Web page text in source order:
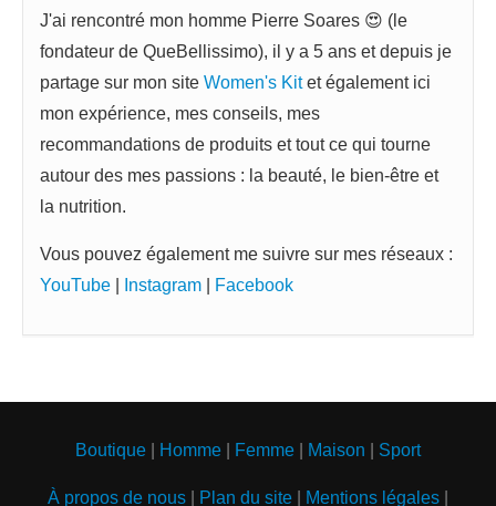
J'ai rencontré mon homme Pierre Soares 😍 (le
fondateur de QueBellissimo), il y a 5 ans et depuis je
partage sur mon site Women's Kitet également ici
mon expérience, mes conseils, mes
recommandations de produits et tout ce qui tourne
autour des mes passions : la beauté, le bien-être et
la nutrition.
Vous pouvez également me suivre sur mes réseaux :
YouTube
Instagram Facebook
Boutique Homme Femme Maison Sport
À propos de nous Plan du site Mentions légales